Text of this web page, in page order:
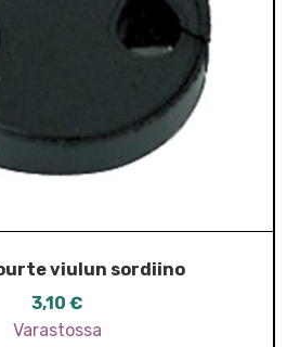
viulun sordiino
3,10 €
Varastossa